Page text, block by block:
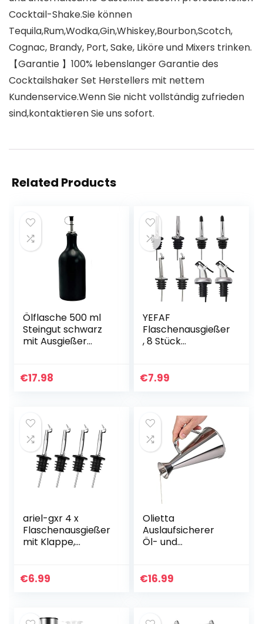
Cocktail-Shake.Sie können
Tequila,Rum,Wodka,Gin,Whiskey,Bourbon,Scotch,
Cognac, Brandy, Port, Sake, Liköre und Mixers trinken.
【Garantie 】100% lebenslanger Garantie des
Cocktailshaker Set Herstellers mit nettem
Kundenservice.Wenn Sie nicht vollständig zufrieden
sind,kontaktieren Sie uns sofort.
Related Products
Ölflasche 500 ml
Steingut schwarz
mit Ausgießer
€17.98
YEFAF
Flaschenausgießer
, 8 Stück
Gummidichtung
€7.99
ariel-gxr 4 x
Flaschenausgießer
mit Klappe,
Weinausgießer
€6.99
Olietta
Auslaufsicherer
Öl- und
0,5 Liter – ideal
€16.99